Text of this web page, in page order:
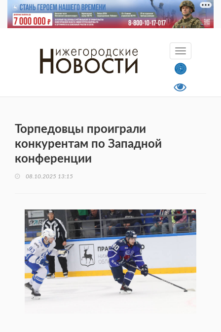
Торпедовцы проиграли
конкурентам по Западной
конференции
08.10.2025 13:15